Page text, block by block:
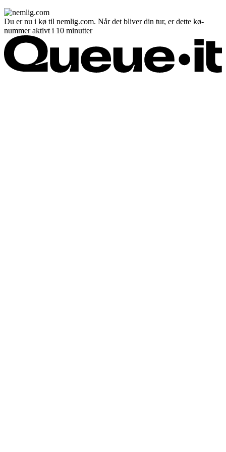
Du er nu i kø til nemlig.com. Når det bliver din tur, er dette kø-
nummer aktivt i 10 minutter